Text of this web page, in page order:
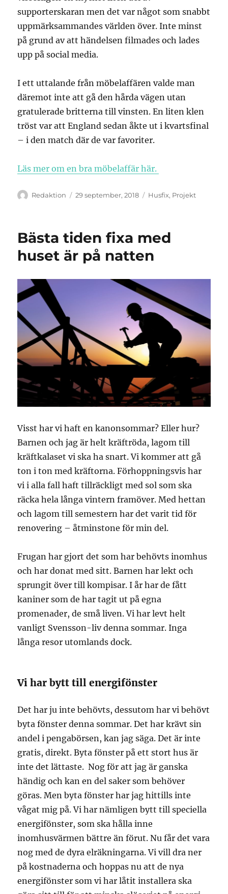
supporterskaran men det var något som snabbt
uppmärksammandes världen över. Inte minst
på grund av att händelsen filmades och lades
upp på social media.
I ett uttalande från möbelaffären valde man
däremot inte att gå den hårda vägen utan
gratulerade britterna till vinsten. En liten klen
tröst var att England sedan åkte ut i kvartsfinal
– i den match där de var favoriter.
Läs mer om en bra möbelaffär här.
Författare
Redaktion
Publicerat
29 september, 2018 Kategorier
Husfix, Projekt
Bästa tiden fixa med
huset är på natten
Visst har vi haft en kanonsommar? Eller hur?
Barnen och jag är helt kräftröda, lagom till
kräftkalaset vi ska ha snart. Vi kommer att gå
ton i ton med kräftorna. Förhoppningsvis har
vi i alla fall haft tillräckligt med sol som ska
räcka hela långa vintern framöver. Med hettan
och lagom till semestern har det varit tid för
renovering – åtminstone för min del.
Frugan har gjort det som har behövts inomhus
och har donat med sitt. Barnen har lekt och
sprungit över till kompisar. I år har de fått
kaniner som de har tagit ut på egna
promenader, de små liven. Vi har levt helt
vanligt Svensson-liv denna sommar. Inga
långa resor utomlands dock.
Vi har bytt till energifönster
Det har ju inte behövts, dessutom har vi behövt
byta fönster denna sommar. Det har krävt sin
andel i pengabörsen, kan jag säga. Det är inte
gratis, direkt. Byta fönster på ett stort hus är
inte det lättaste. Nog för att jag är ganska
händig och kan en del saker som behöver
göras. Men byta fönster har jag hittills inte
vågat mig på. Vi har nämligen bytt till speciella
energifönster, som ska hålla inne
inomhusvärmen bättre än förut. Nu får det vara
nog med de dyra elräkningarna. Vi vill dra ner
på kostnaderna och hoppas nu att de nya
energifönster som vi har låtit installera ska